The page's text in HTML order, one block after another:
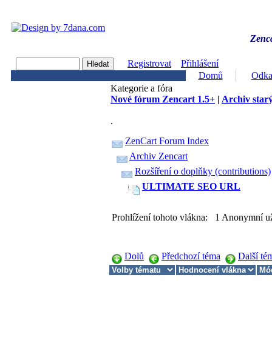
Registrovat
Přihlášení
Domů
Kategorie a fóra
Nové fórum Zencart 1.5+ | Archiv
.
ZenCart Forum Index
Archiv Zencart
Rozšíření o doplňky (contributions)
ULTIMATE SEO URL
Prohlížení tohoto vlákna: 1 Anonymní
Dolů Předchozí téma Další